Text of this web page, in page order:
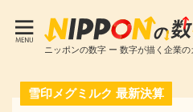
ニッポンの数字 ー 数字が描く企業の
雪印メグミルク 最新決算